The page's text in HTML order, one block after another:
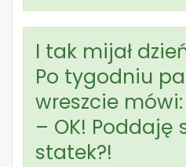
I tak mijał
Po tygodniu
wreszcie mówi:
– OK! Poddaję
statek?!